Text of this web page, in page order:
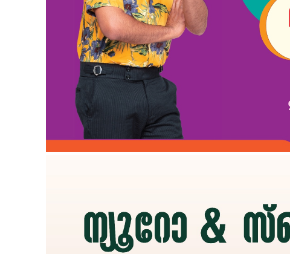
SUBSCRIBE NOW